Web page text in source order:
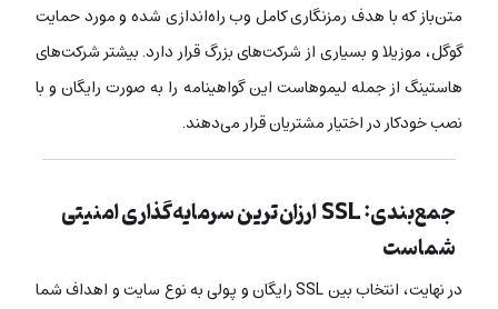
متن‌باز که با هدف رمزنگاری کامل وب راه‌اندازی شده و مورد حمایت
گوگل، موزیلا و بسیاری از شرکت‌های بزرگ قرار دارد. بیشتر شرکت‌های
هاستینگ از جمله لیموهاست این گواهینامه را به صورت رایگان و با
نصب خودکار در اختیار مشتریان قرار می‌دهند.
جمع‌بندی: SSL ارزان‌ترین سرمایه‌گذاری امنیتی
شماست
در نهایت، انتخاب بین SSL رایگان و پولی به نوع سایت و اهداف شما